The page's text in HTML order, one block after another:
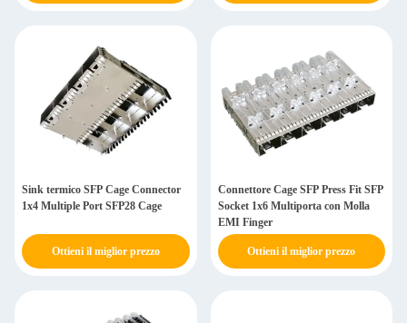
Sink termico SFP Cage Connector
1x4 Multiple Port SFP28 Cage
Ottieni il miglior prezzo
Connettore Cage SFP Press Fit SFP
Socket 1x6 Multiporta con Molla
EMI Finger
Ottieni il miglior prezzo